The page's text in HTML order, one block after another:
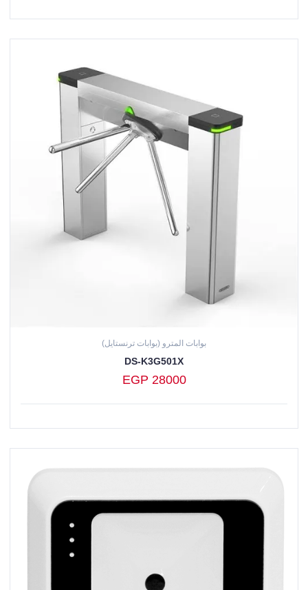
بوابات المترو (بوابات ترنستايل)
DS-K3G501X
EGP 28000